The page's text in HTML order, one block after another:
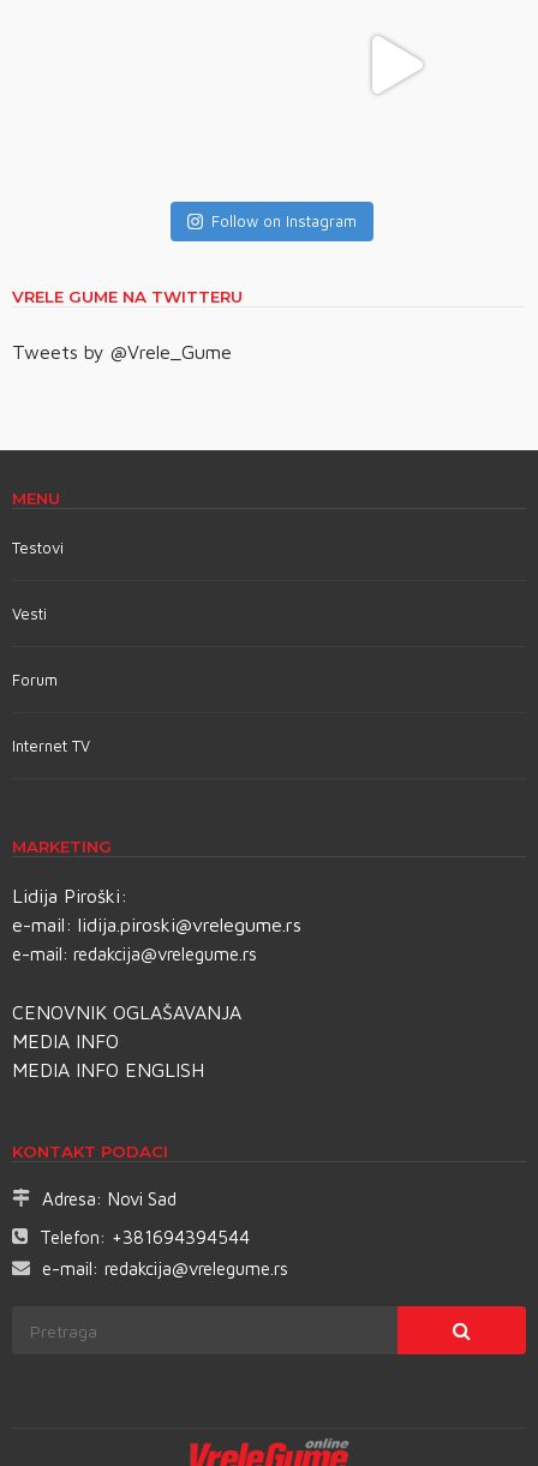
Follow on Instagram
VRELE GUME NA TWITTERU
Tweets by @Vrele_Gume
MENU
Testovi
Vesti
Forum
Internet TV
MARKETING
Lidija Piroški:
e-mail: lidija.piroski@vrelegume.rs
e-mail: redakcija@vrelegume.rs
CENOVNIK OGLAŠAVANJA
MEDIA INFO
MEDIA INFO ENGLISH
KONTAKT PODACI
Adresa: Novi Sad
Telefon: +381694394544
e-mail: redakcija@vrelegume.rs